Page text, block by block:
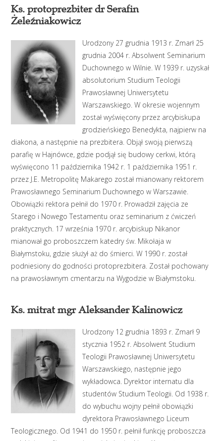
Ks. protoprezbiter dr Serafin
Żeleźniakowicz
Urodzony 27 grudnia 1913 r. Zmarł 25
grudnia 2004 r. Absolwent Seminarium
Duchownego w Wilnie. W 1939 r. uzyskał
absolutorium Studium Teologii
Prawosławnej Uniwersytetu
Warszawskiego. W okresie wojennym
został wyświęcony przez arcybiskupa
grodzieńskiego Benedykta, najpierw na
diakona, a następnie na prezbitera. Objął swoją pierwszą
parafię w Hajnówce, gdzie podjął się budowy cerkwi, którą
wyświęcono 11 października 1942 r. 1 października 1951 r.
przez J.E. Metropolitę Makarego został mianowany rektorem
Prawosławnego Seminarium Duchownego w Warszawie.
Obowiązki rektora pełnił do 1970 r. Prowadził zajęcia ze
Starego i Nowego Testamentu oraz seminarium z ćwiczeń
praktycznych. 17 września 1970 r. arcybiskup Nikanor
mianował go proboszczem katedry św. Mikołaja w
Białymstoku, gdzie służył aż do śmierci. W 1990 r. został
podniesiony do godności protoprezbitera. Został pochowany
na prawosławnym cmentarzu na Wygodzie w Białymstoku.
Ks. mitrat mgr Aleksander Kalinowicz
Urodzony 12 grudnia 1893 r. Zmarł 9
stycznia 1952 r. Absolwent Studium
Teologii Prawosławnej Uniwersytetu
Warszawskiego, następnie jego
wykładowca. Dyrektor internatu dla
studentów Studium Teologii. Od 1938 r.
do wybuchu wojny pełnił obowiązki
dyrektora Prawosławnego Liceum
Teologicznego. Od 1941 do 1950 r. pełnił funkcję proboszcza